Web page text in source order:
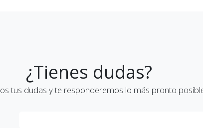
¿Tienes dudas?
tus dudas y te responderemos lo más pronto